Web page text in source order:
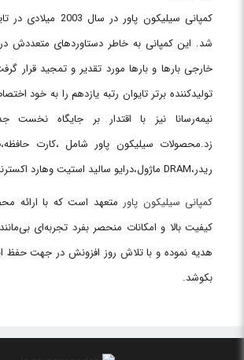
کمپانی سیلیکون پاور در
شد. این کمپانی به خاطر دستاوردهای متعددش در
تولیدکننده برتر تایوان رتبه یازدهم را به خود
نیمه‌رسانا نیز با اقتدار بر جایگاه نخست
زد.محصولات سیلیکون پاور شامل ،کارت
ریدر،DRAM
ماژول،درایو سالید استیت وهارد
کمپانی سیلیکون پاور متعهد است که با ارائه
کیفیت بالا و امکانات منحصر بفرد تجربه‌ای
هدیه نموده و با تلاش روز افزونش در جهت حفظ
بکوشد.